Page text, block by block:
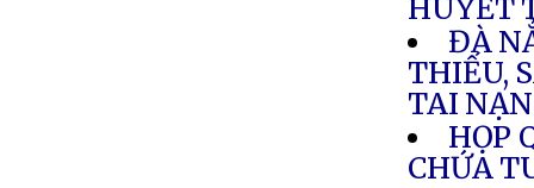
HUYẾT
ĐÀ
THIẾU,
TAI NẠN
HỌP
CHỨA